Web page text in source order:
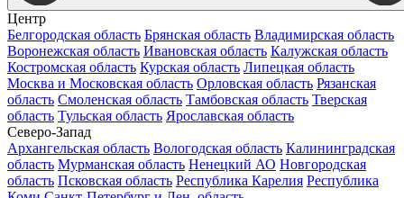
Центр
Белгородская область Брянская область Владимирская область
Воронежская область Ивановская область Калужская область
Костромская область Курская область Липецкая область
Москва и Московская область Орловская область Рязанская
область Смоленская область Тамбовская область Тверская
область Тульская область Ярославская область
Северо-Запад
Архангельская область Вологодская область Калининградская
область Мурманская область Ненецкий АО Новгородская
область Псковская область Республика Карелия Республика